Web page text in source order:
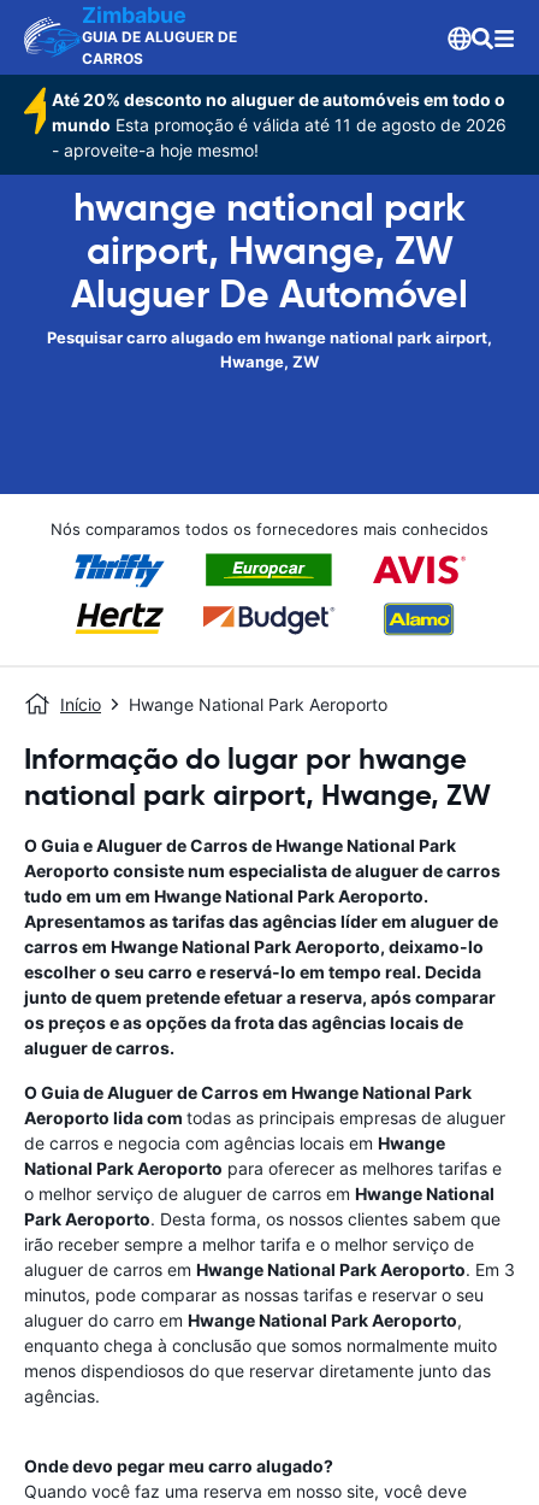
Zimbabue
GUIA DE ALUGUER DE
CARROS
Até 20% desconto no aluguer de automóveis em todo o
mundo Esta promoção é válida até 11 de agosto de 2026
- aproveite-a hoje mesmo!
hwange national park
airport, Hwange, ZW
Aluguer De Automóvel
Pesquisar carro alugado em hwange national park airport,
Hwange, ZW
Nós comparamos todos os fornecedores mais conhecidos
Início Hwange National Park Aeroporto
Informação do lugar por hwange
national park airport, Hwange, ZW
O Guia e Aluguer de Carros deHwange National Park
Aeroporto consiste num especialista de aluguer de carros
tudo em um em Hwange National Park Aeroporto.
Apresentamos as tarifas das agências líder em aluguer de
carros em Hwange National Park Aeroporto, deixamo-lo
escolher o seu carro e reservá-lo em tempo real. Decida
junto de quem pretende efetuar a reserva, após comparar
os preços e as opções da frota das agências locais de
aluguer de carros.
O Guia de Aluguer de Carros em Hwange National Park
Aeroporto lida com todas as principais empresas de aluguer
de carros e negocia com agências locais em Hwange
National Park Aeroporto para oferecer as melhores tarifas e
o melhor serviço de aluguer de carros em Hwange National
Park Aeroporto. Desta forma, os nossos clientes sabem que
irão receber sempre a melhor tarifa e o melhor serviço de
aluguer de carros em Hwange National Park Aeroporto. Em 3
minutos, pode comparar as nossas tarifas e reservar o seu
aluguer do carro em Hwange National Park Aeroporto,
enquanto chega à conclusão que somos normalmente muito
menos dispendiosos do que reservar diretamente junto das
agências.
Onde devo pegar meu carro alugado?
Quando você faz uma reserva em nosso site, você deve